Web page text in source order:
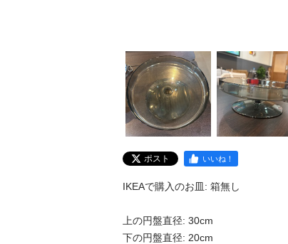
ポスト いいね！
IKEAで購入のお皿: 箱無し
上の円盤直径: 30cm
下の円盤直径: 20cm